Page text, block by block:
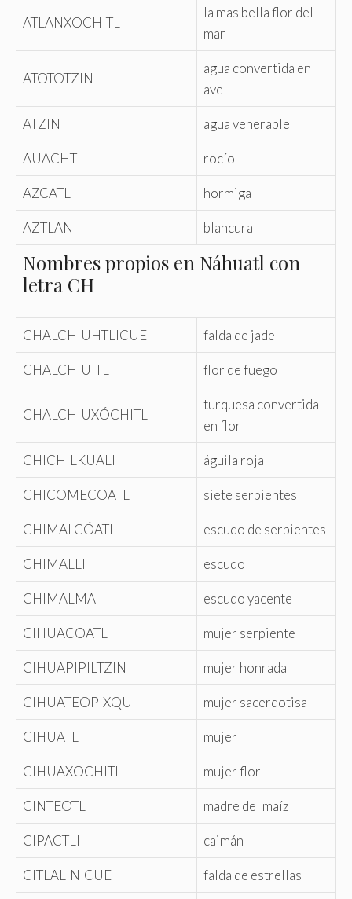
ATLANXOCHITL
la mas bella flor del
mar
ATOTOTZIN
agua convertida en
ave
ATZIN agua venerable
AUACHTLI rocío
AZCATL hormiga
AZTLAN blancura
Nombres propios en Náhuatl con
letra CH
CHALCHIUHTLICUE falda de jade
CHALCHIUITL flor de fuego
CHALCHIUXÓCHITL
turquesa convertida
en flor
CHICHILKUALI águila roja
CHICOMECOATL siete serpientes
CHIMALCÓATL escudo de serpientes
CHIMALLI escudo
CHIMALMA escudo yacente
CIHUACOATL mujer serpiente
CIHUAPIPILTZIN mujer honrada
CIHUATEOPIXQUI mujer sacerdotisa
CIHUATL mujer
CIHUAXOCHITL mujer flor
CINTEOTL madre del maíz
CIPACTLI caimán
CITLALINICUE falda de estrellas